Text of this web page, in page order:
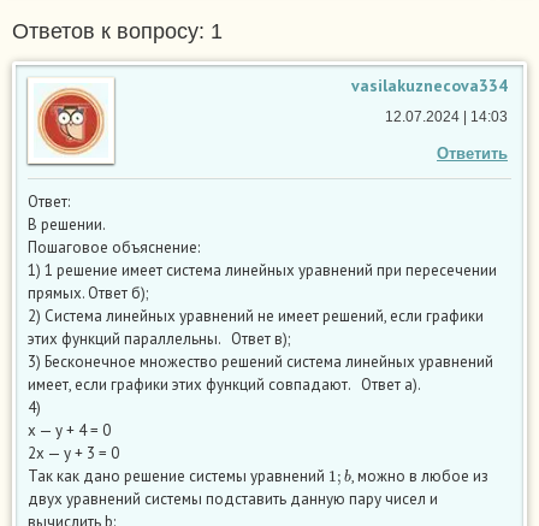
Ответов к вопросу: 1
vasilakuznecova334
Ответить
12.07.2024 | 14:03
Ответ:
В решении.
Пошаговое объяснение:
1) 1 решение имеет система линейных уравнений при пересечении
прямых. Ответ б);
2) Система линейных уравнений не имеет решений, если графики
этих функций параллельны. Ответ в);
3) Бесконечное множество решений система линейных уравнений
имеет, если графики этих функций совпадают. Ответ а).
4)
х — у + 4 = 0
2х — у + 3 = 0
Так как дано решение системы уравнений 1 b, можно в любое из
двух уравнений системы подставить данную пару чисел и